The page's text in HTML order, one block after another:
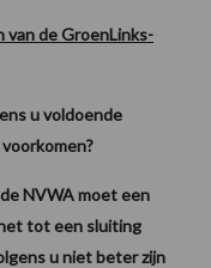
van de GroenLinks-
u voldoende
NVWA moet een
tot een sluiting
u niet beter zijn